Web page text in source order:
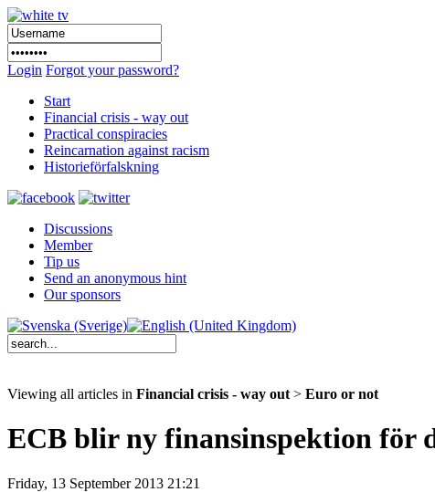
Login Forgot your password?
Start
Financial crisis - way out
Practical conspiracies
Reincarnation against racism
Historieförfalskning
Discussions
Member
Tip us
Send an anonymous hint
Our sponsors
Viewing all articles in Financial crisis - way out > Euro or not
ECB blir ny finansinspektion för
Friday, 13 September 2013 21:21